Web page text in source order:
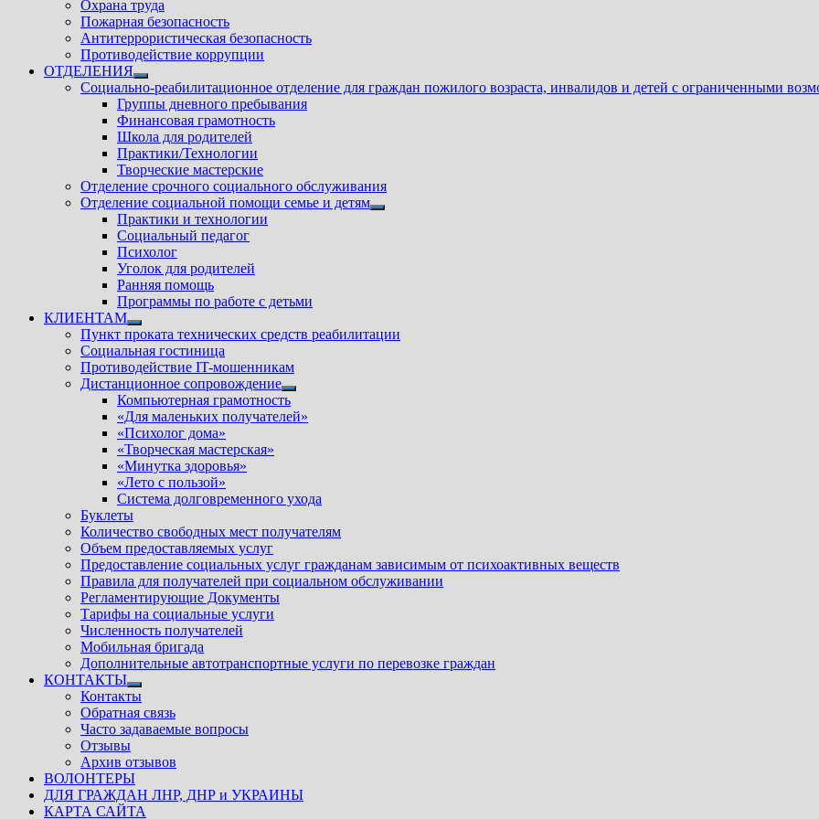
Охрана труда
Пожарная безопасность
Антитеррористическая безопасность
Противодействие коррупции
ОТДЕЛЕНИЯ
Показать
подменю
Социально-реабилитационное отделение для граждан пожилого возраста, инвалидов и детей с ограниченными
Группы дневного пребывания
Финансовая грамотность
Школа для родителей
Практики/Технологии
Творческие мастерские
Отделение срочного социального обслуживания
Отделение социальной помощи семье и детям
Показать
Практики и технологии
Социальный педагог
Психолог
Уголок для родителей
Ранняя помощь
Программы по работе с детьми
КЛИЕНТАМ
Показать
подменю
Пункт проката технических средств реабилитации
Социальная гостиница
Противодействие IT-мошенникам
Дистанционное сопровождение
Показать
подменю
Компьютерная грамотность
«Для маленьких получателей»
«Психолог дома»
«Творческая мастерская»
«Минутка здоровья»
«Лето с пользой»
Система долговременного ухода
Буклеты
Количество свободных мест получателям
Объем предоставляемых услуг
Предоставление социальных услуг гражданам зависимым от психоактивных веществ
Правила для получателей при социальном обслуживании
Регламентирующие Документы
Тарифы на социальные услуги
Численность получателей
Мобильная бригада
Дополнительные автотранспортные услуги по перевозке граждан
КОНТАКТЫ
Показать
подменю
Контакты
Обратная связь
Часто задаваемые вопросы
Отзывы
Архив отзывов
ВОЛОНТЕРЫ
ДЛЯ ГРАЖДАН ЛНР, ДНР и УКРАИНЫ
КАРТА САЙТА